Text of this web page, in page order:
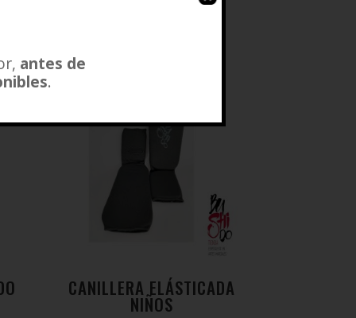
CANILLERA ELÁSTICADA
NIÑOS
antes de
.